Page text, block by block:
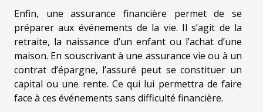
Enfin, une assurance financière permet de se
préparer aux événements de la vie. Il s’agit de la
retraite, la naissance d’un enfant ou l’achat d’une
maison. En souscrivant à une assurance vie ou à un
contrat d’épargne, l’assuré peut se constituer un
capital ou une rente. Ce qui lui permettra de faire
face à ces événements sans difficulté financière.